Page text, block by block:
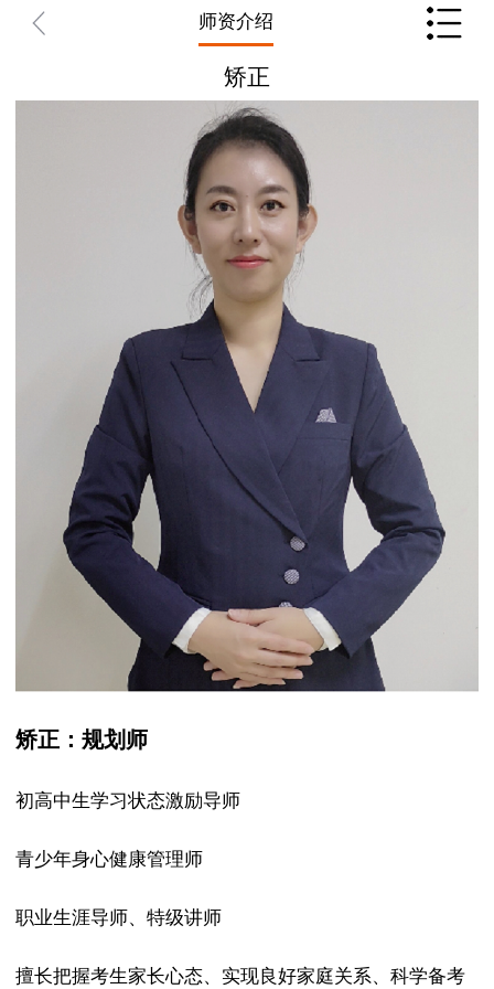
师资介绍
矫正
矫正：规划师
初高中生学习状态激励导师
青少年身心健康管理师
职业生涯导师、特级讲师
擅长把握考生家长心态、实现良好家庭关系、科学备考